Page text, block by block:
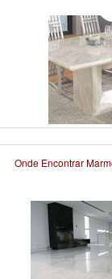
Onde Encontrar